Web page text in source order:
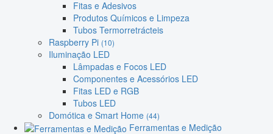
Fitas e Adesivos
Produtos Químicos e Limpeza
Tubos Termorretrácteis
Raspberry Pi (10)
Iluminação LED
Lâmpadas e Focos LED
Componentes e Acessórios LED
Fitas LED e RGB
Tubos LED
Domótica e Smart Home (44)
Ferramentas e Medição